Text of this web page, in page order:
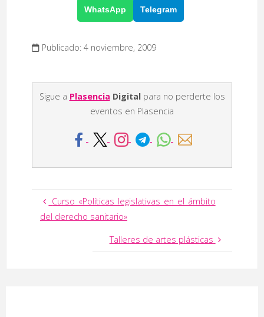
WhatsApp Telegram
Publicado: 4 noviembre, 2009
Sigue a Plasencia Digitalpara no perderte los
eventos en Plasencia
Curso «Políticas legislativas en el ámbito
del derecho sanitario»
Talleres de artes plásticas